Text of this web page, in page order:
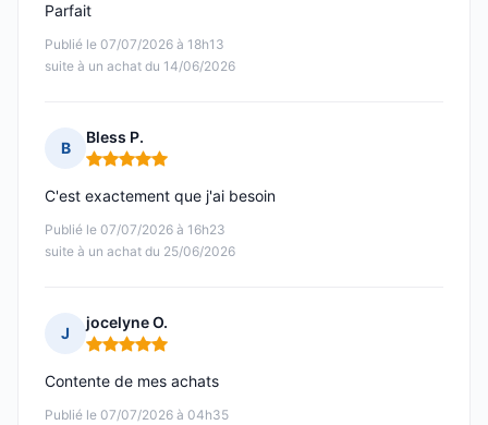
Publié le 07/07/2026 à 18h13
suite à un achat du 14/06/2026
Parfait
B
Bless P.
Note : 5 sur 5
Publié le 07/07/2026 à 16h23
suite à un achat du 25/06/2026
C'est exactement que j'ai besoin
J
jocelyne O.
Note : 5 sur 5
Publié le 07/07/2026 à 04h35
Contente de mes achats